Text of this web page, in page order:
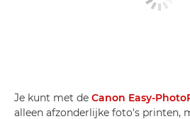
Je kunt met de Canon Easy-
alleen afzonderlijke foto's printen,